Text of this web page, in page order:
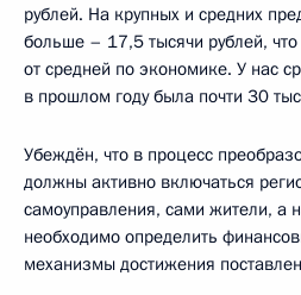
рублей. На крупных и средних
больше – 17,5 тысячи рублей,
от средней по экономике. У нас
в прошлом году была почти 30
Убеждён, что в процесс
должны активно включаться
самоуправления, сами жители, а
необходимо определить
механизмы достижения